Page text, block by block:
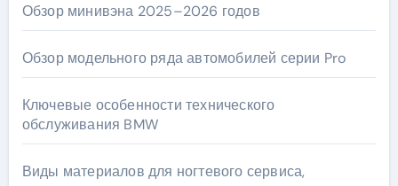
Обзор минивэна 2025–2026 годов
Обзор модельного ряда автомобилей серии Pro
Ключевые особенности технического
обслуживания BMW
Виды материалов для ногтевого сервиса,